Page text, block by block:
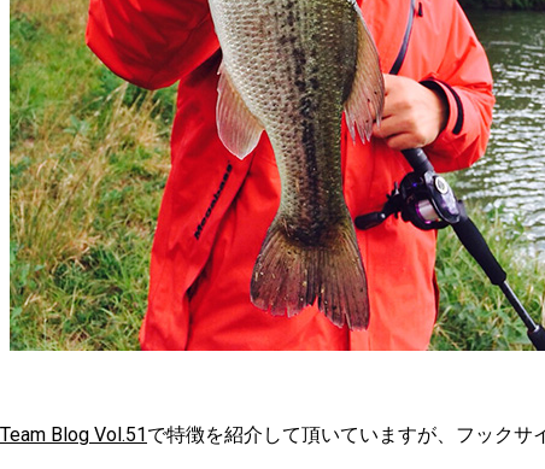
Blog Vol.51で特徴を紹介して頂いていますが、フックサ